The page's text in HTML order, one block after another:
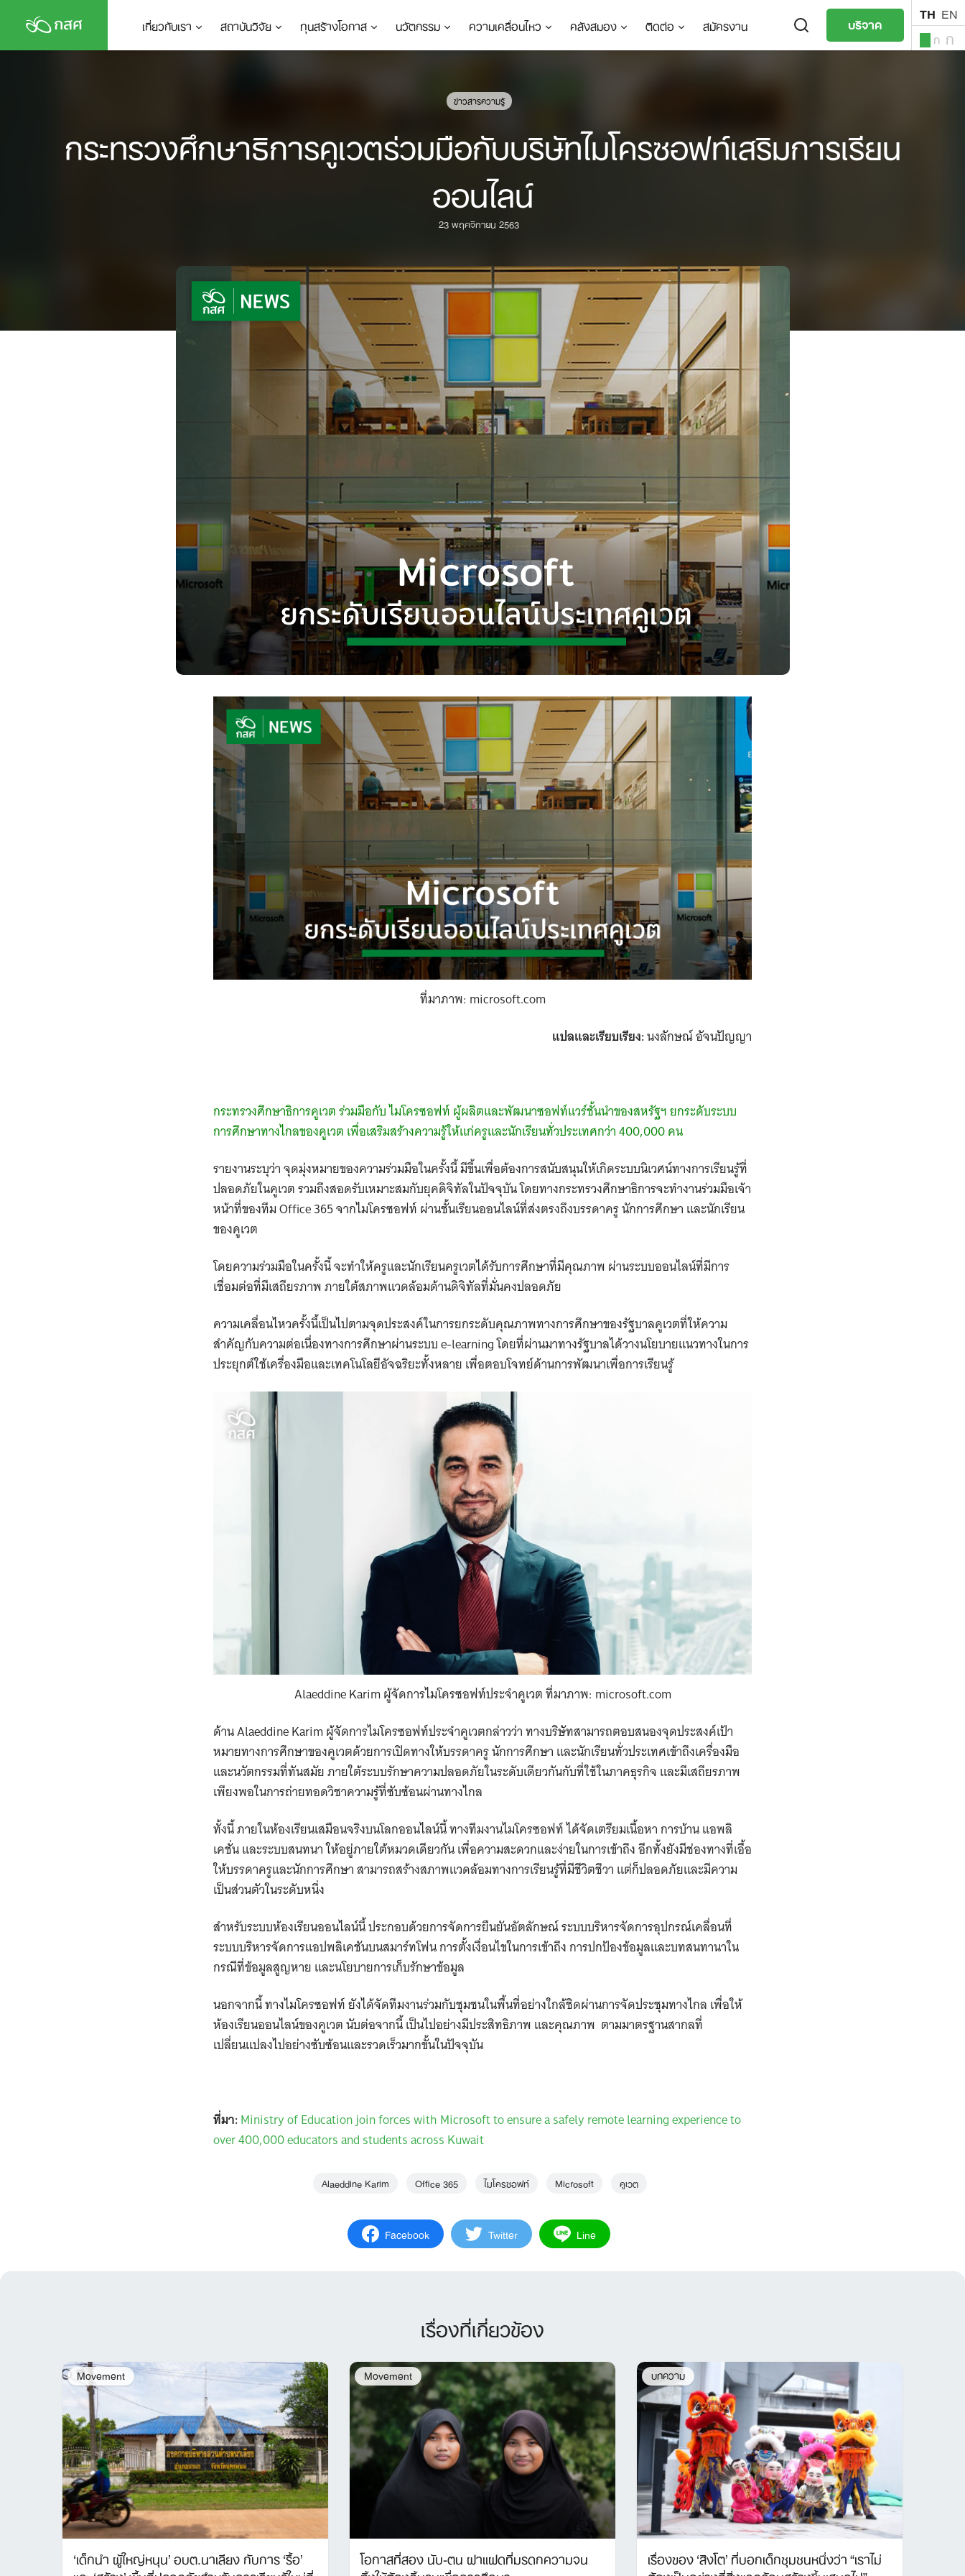
content
เกี่ยวกับเรา สถาบันวิจัย ทุนสร้างโอกาส นวัตกรรม ความเคลื่อนไหว คลังสมอง ติดต่อ สมัครงาน บริจาค TH EN
ก ก
ข่าวสารความรู้
กระทรวงศึกษาธิการคูเวตร่วมมือกับบริษัทไมโครซอฟท์เสริมการเรียน
ออนไลน์
23 พฤศจิกายน 2563
ที่มาภาพ: microsoft.com
แปลและเรียบเรียง:นงลักษณ์ อัจนปัญญา
กระทรวงศึกษาธิการคูเวต ร่วมมือกับ ไมโครซอฟท์ ผู้ผลิตและพัฒนาซอฟท์แวร์ชั้นนำของสหรัฐฯ ยกระดับระบบ
การศึกษาทางไกลของคูเวต เพื่อเสริมสร้างความรู้ให้แก่ครูและนักเรียนทั่วประเทศกว่า 400,000 คน
รายงานระบุว่า จุดมุ่งหมายของความร่วมมือในครั้งนี้ มีขึ้นเพื่อต้องการสนับสนุนให้เกิดระบบนิเวศน์ทางการเรียนรู้ที่
ปลอดภัยในคูเวต รวมถึงสอดรับเหมาะสมกับยุคดิจิทัลในปัจจุบัน โดยทางกระทรวงศึกษาธิการจะทำงานร่วมมือเจ้า
หน้าที่ของทีม Office 365 จากไมโครซอฟท์ ผ่านชั้นเรียนออนไลน์ที่ส่งตรงถึงบรรดาครู นักการศึกษา และนักเรียน
ของคูเวต
โดยความร่วมมือในครั้งนี้ จะทำให้ครูและนักเรียนครูเวตได้รับการศึกษาที่มีคุณภาพ ผ่านระบบออนไลน์ที่มีการ
เชื่อมต่อที่มีเสถียรภาพ ภายใต้สภาพแวดล้อมด้านดิจิทัลที่มั่นคงปลอดภัย
ความเคลื่อนไหวครั้งนี้เป็นไปตามจุดประสงค์ในการยกระดับคุณภาพทางการศึกษาของรัฐบาลคูเวตที่ให้ความ
สำคัญกับความต่อเนื่องทางการศึกษาผ่านระบบ e-learningโดยที่ผ่านมาทางรัฐบาลได้วางนโยบายแนวทางในการ
ประยุกต์ใช้เครื่องมือและเทคโนโลยีอัจฉริยะทั้งหลาย เพื่อตอบโจทย์ด้านการพัฒนาเพื่อการเรียนรู้
Alaeddine Karim ผู้จัดการไมโครซอฟท์ประจำคูเวต ที่มาภาพ: microsoft.com
ด้าน Alaeddine Karim ผู้จัดการไมโครซอฟท์ประจำคูเวตกล่าวว่า ทางบริษัทสามารถตอบสนองจุดประสงค์เป้า
หมายทางการศึกษาของคูเวตด้วยการเปิดทางให้บรรดาครู นักการศึกษา และนักเรียนทั่วประเทศเข้าถึงเครื่องมือ
และนวัตกรรมที่ทันสมัย ภายใต้ระบบรักษาความปลอดภัยในระดับเดียวกันกับที่ใช้ในภาคธุรกิจ และมีเสถียรภาพ
เพียงพอในการถ่ายทอดวิชาความรู้ที่ซับซ้อนผ่านทางไกล
ทั้งนี้ ภายในห้องเรียนเสมือนจริงบนโลกออนไลน์นี้ ทางทีมงานไมโครซอฟท์ ได้จัดเตรียมเนื้อหา การบ้าน แอพลิ
เคชั่น และระบบสนทนา ให้อยู่ภายใต้หมวดเดียวกัน เพื่อความสะดวกและง่ายในการเข้าถึง อีกทั้งยังมีช่องทางที่เอื้อ
ให้บรรดาครูและนักการศึกษา สามารถสร้างสภาพแวดล้อมทางการเรียนรู้ที่มีชีวิตชึวา แต่ก็ปลอดภัยและมีความ
เป็นส่วนตัวในระดับหนึ่ง
สำหรับระบบห้องเรียนออนไลน์นี้ ประกอบด้วยการจัดการยืนยันอัตลักษณ์ ระบบบริหารจัดการอุปกรณ์เคลื่อนที่
ระบบบริหารจัดการแอปพลิเคชันบนสมาร์ทโฟน การตั้งเงื่อนไขในการเข้าถึง การปกป้องข้อมูลและบทสนทานาใน
กรณีที่ข้อมูลสูญหาย และนโยบายการเก็บรักษาข้อมูล
นอกจากนี้ ทางไมโครซอฟท์ ยังได้จัดทีมงานร่วมกับชุมชนในพื้นที่อย่างใกล้ชิดผ่านการจัดประชุมทางไกล เพื่อให้
ห้องเรียนออนไลน์ของคูเวต นับต่อจากนี้ เป็นไปอย่างมีประสิทธิภาพ และคุณภาพ ตามมาตรฐานสากลที่
เปลี่ยนแปลงไปอย่างซับซ้อนและรวดเร็วมากขั้นในปัจจุบัน
ที่มา:Ministry of Education join forces with Microsoft to ensure a safely remote learning experience to
over 400,000 educators and students across Kuwait
Alaeddine Karim Office 365 ไมโครซอฟท์ Microsoft คูเวต
Facebook Twitter Line
เรื่องที่เกี่ยวข้อง
Movement
‘เด็กนำ ผู้ใหญ่หนุน’ อบต.นาเลียง กับการ ‘รื้อ’
Movement
โอกาสที่สอง นับ-ตน ฝาแฝดที่มรดกความจน
บทความ
เรื่องของ ‘สิงโต’ ที่บอกเด็กชุมชนหนึ่งว่า “เราไม่